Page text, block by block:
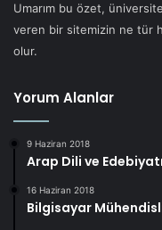
Umarım bu özet,
veren bir sitemizin ne tür
olur.
Yorum Alanlar
9 Haziran 2018
Arap Dili ve
16 Haziran 2018
Bilgisayar